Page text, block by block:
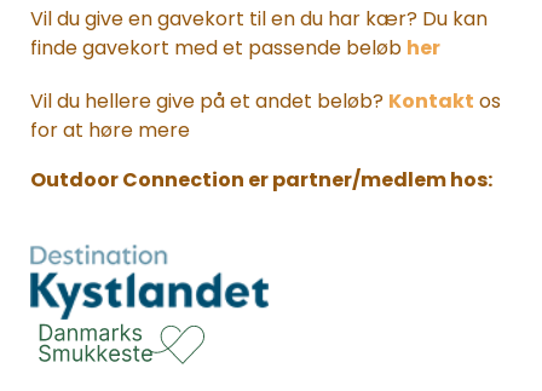
Vil du give en gavekort til en du har kær? Du kan
finde gavekort med et passende beløb her
Vil du hellere give på et andet beløb? Kontakt os
for at høre mere
Outdoor Connection er partner/medlem hos: